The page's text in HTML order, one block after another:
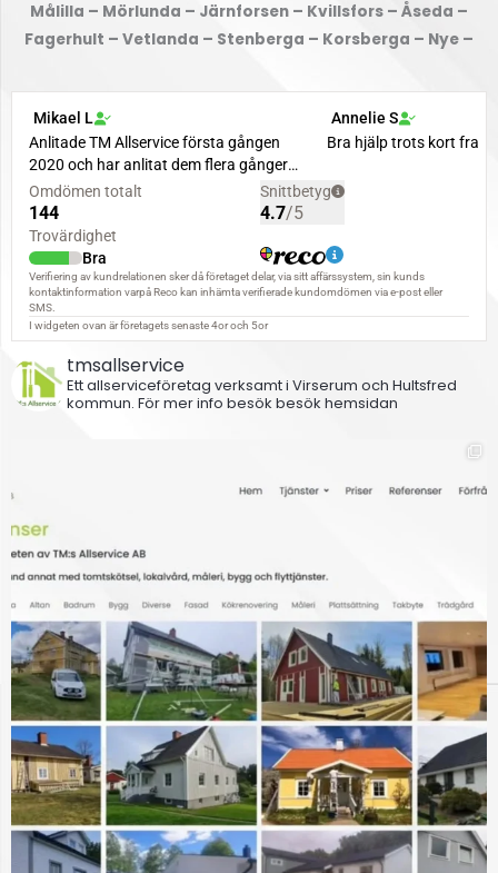
Målilla – Mörlunda – Järnforsen – Kvillsfors – Åseda –
Fagerhult – Vetlanda – Stenberga – Korsberga – Nye –
tmsallservice
Ett allserviceföretag verksamt i Virserum och Hultsfred
kommun. För mer info besök besök hemsidan